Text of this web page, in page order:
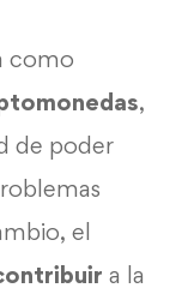
como
,
de poder
el
a la